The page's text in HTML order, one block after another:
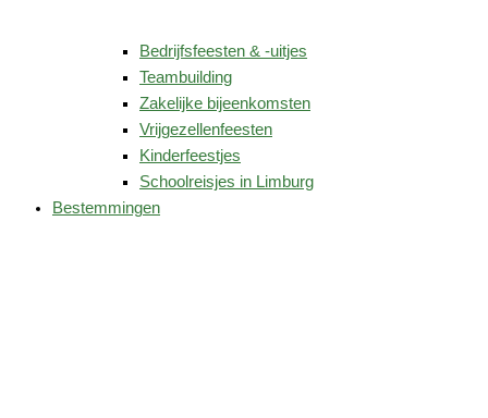
Bedrijfsfeesten & -uitjes
Teambuilding
Zakelijke bijeenkomsten
Vrijgezellenfeesten
Kinderfeestjes
Schoolreisjes in Limburg
Bestemmingen